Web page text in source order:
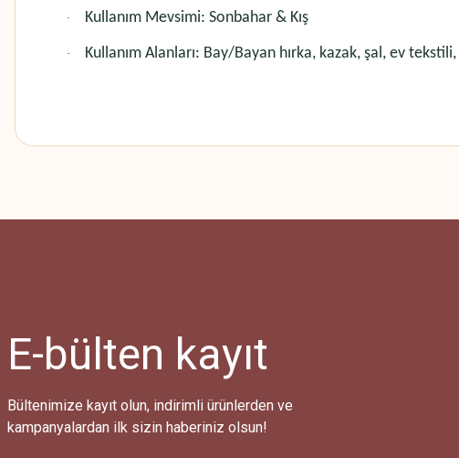
· Kullanım Mevsimi: Sonbahar & Kış
· Kullanım Alanları: Bay/Bayan hırka, kazak, şal, ev
Bu ürüne benzer farklı alternatifler olmalı.
E-bülten kayıt
Bültenimize kayıt olun, indirimli ürünlerden ve
kampanyalardan ilk sizin haberiniz olsun!